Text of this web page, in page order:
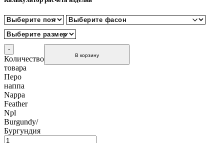
Количество
товара
Перо
наппа
Nappa
Feather
Npl
Burgundy/
Бургундия
В корзину